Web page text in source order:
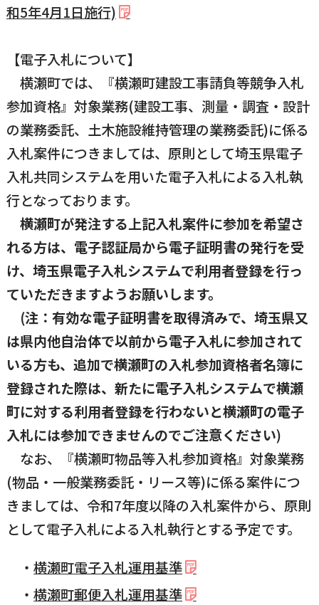
和5年4月1日施行)
【電子入札について】
横瀬町では、『横瀬町建設工事請負等競争入札
参加資格』対象業務(建設工事、測量・調査・設計
の業務委託、土木施設維持管理の業務委託)に係る
入札案件につきましては、原則として埼玉県電子
入札共同システムを用いた電子入札による入札執
行となっております。
横瀬町が発注する上記入札案件に参加を希望さ
れる方は、電子認証局から電子証明書の発行を受
け、埼玉県電子入札システムで利用者登録を行っ
ていただきますようお願いします。
(注：有効な電子証明書を取得済みで、埼玉県又
は県内他自治体で以前から電子入札に参加されて
いる方も、追加で横瀬町の入札参加資格者名簿に
登録された際は、新たに電子入札システムで横瀬
町に対する利用者登録を行わないと横瀬町の電子
入札には参加できませんのでご注意ください)
なお、『横瀬町物品等入札参加資格』対象業務
(物品・一般業務委託・リース等)に係る案件につ
きましては、令和7年度以降の入札案件から、原則
として電子入札による入札執行とする予定です。
横瀬町電子入札運用基準
横瀬町郵便入札運用基準